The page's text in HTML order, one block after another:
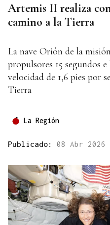
Artemis II realiza
camino a la Tierra
La nave Orión de la
propulsores 15 segundos
velocidad de 1,6 pies por
Tierra
La Región
Publicado: 08 Abr